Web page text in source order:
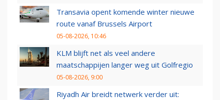
Transavia opent komende winter nieuwe
route vanaf Brussels Airport
05-08-2026, 10:46
KLM blijft net als veel andere
maatschappijen langer weg uit Golfregio
05-08-2026, 9:00
Riyadh Air breidt netwerk verder uit: